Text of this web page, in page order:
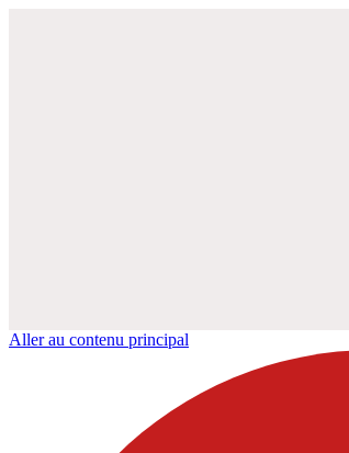
Aller au contenu principal